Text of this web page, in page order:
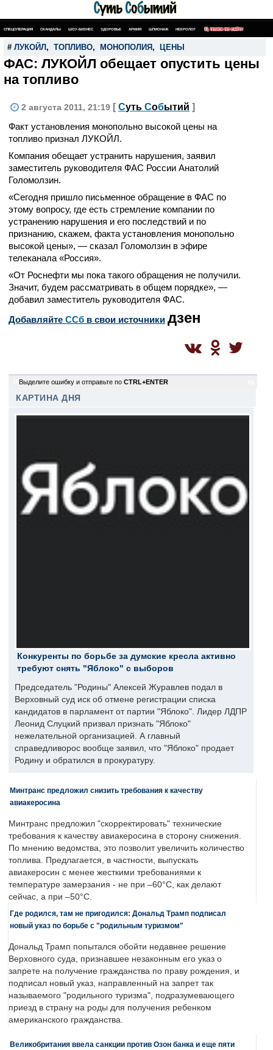
СПЕЦОПЕРАЦИЯ СКАНДАЛЫ ШОУ-БИЗНЕС ЗДОРОВЬЕ АРМИЯ ШПИОНАЖ НЕКРОЛОГ ПОИСК ПО САЙТУ
# ЛУКОЙЛ , ТОПЛИВО, МОНОПОЛИЯ , ЦЕНЫ
ФАС: ЛУКОЙЛ обещает опустить цены
на топливо
2 августа 2011, 21:19 [ Суть Событий ]
Факт установления монопольно высокой цены на
топливо признал ЛУКОЙЛ.
Компания обещает устранить нарушения, заявил
заместитель руководителя ФАС России Анатолий
Голомолзин.
«Сегодня пришло письменное обращение в ФАС по
этому вопросу, где есть стремление компании по
устранению нарушения и его последствий и по
признанию, скажем, факта установления монопольно
высокой цены», — сказал Голомолзин в эфире
телеканала «Россия».
«От Роснефти мы пока такого обращения не получили.
Значит, будем рассматривать в общем порядке», —
добавил заместитель руководителя ФАС.
Добавляйте CСб в свои источники дзен
Выделите ошибку и отправьте по CTRL+ENTER
КАРТИНА ДНЯ
Конкуренты по борьбе за думские кресла активно
требуют снять "Яблоко" с выборов
Председатель "Родины" Алексей Журавлев подал в
Верховный суд иск об отмене регистрации списка
кандидатов в парламент от партии "Яблоко". Лидер ЛДПР
Леонид Слуцкий призвал признать "Яблоко"
нежелательной организацией. А главный
справедливорос вообще заявил, что "Яблоко" продает
Родину и обратился в прокуратуру.
Минтранс предложил снизить требования к качеству
авиакеросина
Минтранс предложил "скорректировать" технические
требования к качеству авиакеросина в сторону снижения.
По мнению ведомства, это позволит увеличить количество
топлива. Предлагается, в частности, выпускать
авиакеросин с менее жесткими требованиями к
температуре замерзания - не при –60°C, как делают
сейчас, а при –50°C.
Где родился, там не пригодился: Дональд Трамп подписал
новый указ по борьбе с "родильным туризмом"
Дональд Трамп попытался обойти недавнее решение
Верховного суда, признавшее незаконным его указ о
запрете на получение гражданства по праву рождения, и
подписал новый указ, направленный на запрет так
называемого "родильного туризма", подразумевающего
приезд в страну на роды для получения ребенком
американского гражданства.
Великобритания ввела санкции против Озон банка и еще пяти